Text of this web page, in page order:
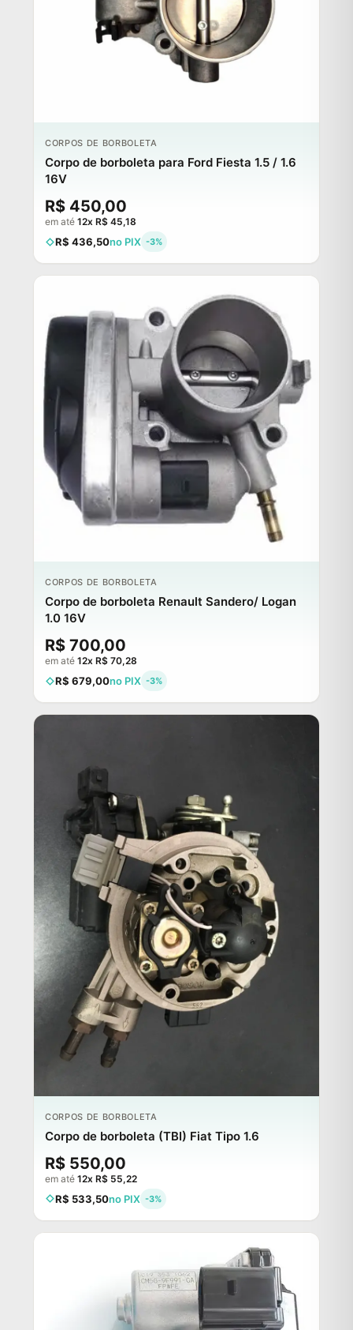
CORPOS DE BORBOLETA
Corpo de borboleta para Ford Fiesta 1.5 / 1.6
16V
R$ 450,00
em até 12x R$ 45,18
R$ 436,50no PIX -3%
CORPOS DE BORBOLETA
Corpo de borboleta Renault Sandero/ Logan
1.0 16V
R$ 700,00
em até 12x R$ 70,28
R$ 679,00no PIX -3%
ESGOTADO
CORPOS DE BORBOLETA
Corpo de borboleta (TBI) Fiat Tipo 1.6
R$ 550,00
em até 12x R$ 55,22
R$ 533,50no PIX -3%